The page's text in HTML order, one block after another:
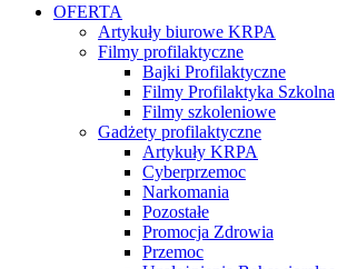
OFERTA
Artykuły biurowe KRPA
Filmy profilaktyczne
Bajki Profilaktyczne
Filmy Profilaktyka Szkolna
Filmy szkoleniowe
Gadżety profilaktyczne
Artykuły KRPA
Cyberprzemoc
Narkomania
Pozostałe
Promocja Zdrowia
Przemoc